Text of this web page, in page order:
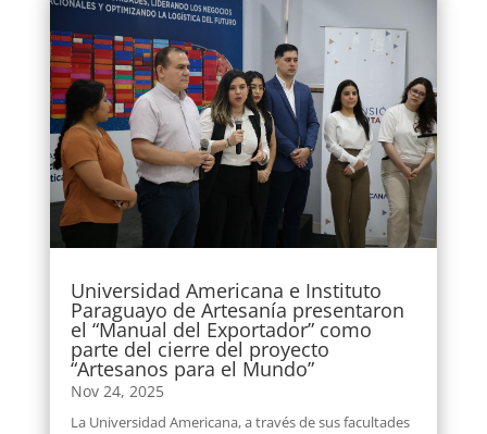
Universidad Americana e Instituto
Paraguayo de Artesanía presentaron
el “Manual del Exportador” como
parte del cierre del proyecto
“Artesanos para el Mundo”
Nov 24, 2025
La Universidad Americana, a través de sus facultades